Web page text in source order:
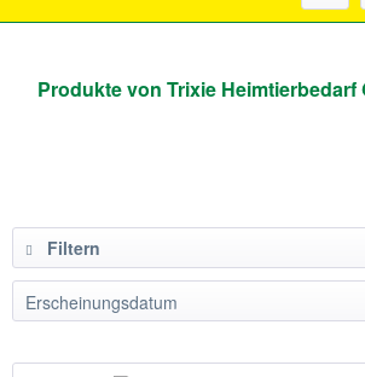
Produkte von Trixie Heimtierbedarf
Filtern